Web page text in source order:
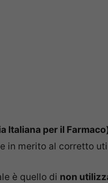
Italiana per il
in merito al corretto
è quello di non